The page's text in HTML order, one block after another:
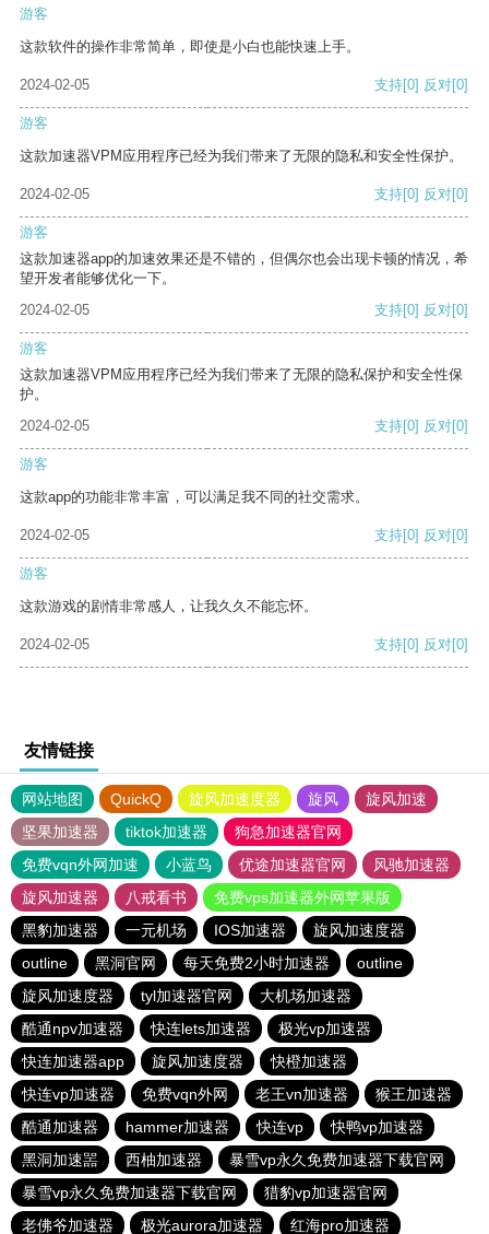
游客
这款软件的操作非常简单，即使是小白也能快速上手。
2024-02-05 支持[0] 反对[0]
游客
这款加速器VPM应用程序已经为我们带来了无限的隐私和安全性保护。
2024-02-05 支持[0] 反对[0]
游客
这款加速器app的加速效果还是不错的，但偶尔也会出现卡顿的情况，希
望开发者能够优化一下。
2024-02-05
支持[0] 反对[0]
游客
这款加速器VPM应用程序已经为我们带来了无限的隐私保护和安全性保
护。
2024-02-05
支持[0] 反对[0]
游客
这款app的功能非常丰富，可以满足我不同的社交需求。
2024-02-05 支持[0] 反对[0]
游客
这款游戏的剧情非常感人，让我久久不能忘怀。
2024-02-05 支持[0] 反对[0]
友情链接
网站地图 QuickQ 旋风加速度器 旋风
旋风加速
坚果加速器
tiktok加速器
狗急加速器官网
免费vqn外网加速
小蓝鸟 优途加速器官网
风驰加速器
旋风加速器
八戒看书
免费vps加速器外网苹果版
黑豹加速器
一元机场 IOS加速器
旋风加速度器
outline
黑洞官网 每天免费2小时加速器
outline
旋风加速度器
tyl加速器官网
大机场加速器
酷通npv加速器
快连lets加速器
极光vp加速器
快连加速器app
旋风加速度器
快橙加速器
快连vp加速器
免费vqn外网 老王vn加速器
猴王加速器
酷通加速器
hammer加速器 快连vp
快鸭vp加速器
黑洞加速噐
西柚加速器
暴雪vp永久免费加速器下载官网
暴雪vp永久免费加速器下载官网
猎豹vp加速器官网
老佛爷加速器
极光aurora加速器 红海pro加速器